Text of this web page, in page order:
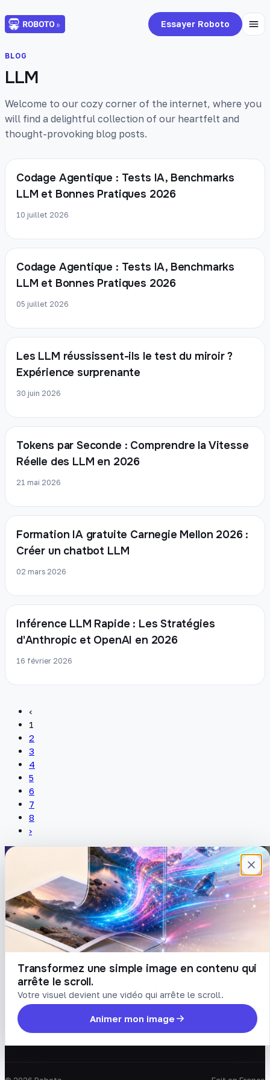
Essayer Roboto
BLOG
LLM
Welcome to our cozy corner of the internet, where you
will find a delightful collection of our heartfelt and
thought-provoking blog posts.
Codage Agentique : Tests IA, Benchmarks
LLM et Bonnes Pratiques 2026
10 juillet 2026
Codage Agentique : Tests IA, Benchmarks
LLM et Bonnes Pratiques 2026
05 juillet 2026
Les LLM réussissent-ils le test du miroir ?
Expérience surprenante
30 juin 2026
Tokens par Seconde : Comprendre la Vitesse
Réelle des LLM en 2026
21 mai 2026
Formation IA gratuite Carnegie Mellon 2026 :
Créer un chatbot LLM
02 mars 2026
Inférence LLM Rapide : Les Stratégies
d'Anthropic et OpenAI en 2026
16 février 2026
‹
1
2
3
4
5
6
7
8
›
Transformez une simple image en contenu qui
arrête le scroll.
Votre visuel devient une vidéo qui arrête le scroll.
Animer mon image
Plateforme française de création de
contenu avec l’IA. Demandez, Roboto crée.
DÉCOUVRIR
Prompts
Blog
Tarifs
COMPTE
Connexion
Créer un compte
Mot de passe oublié
LÉGAL
Conditions
Confidentialité
Suppression de compte